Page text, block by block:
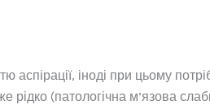
аспірації, іноді при цьому
(патологічна м’язова